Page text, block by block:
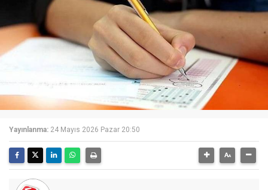
Yayınlanma: 24 Mayıs 2026 Pazar 20:50